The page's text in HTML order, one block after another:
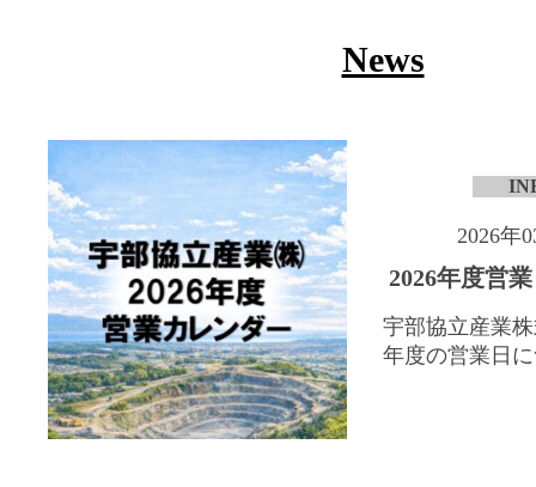
News
2026年
2026年度営
宇部協立産業
年度の営業日